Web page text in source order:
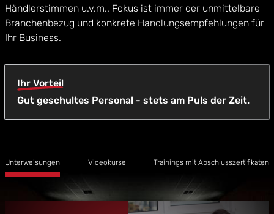
Händlerstimmen u.v.m.. Fokus ist immer der unmittelbare
Branchenbezug und konkrete Handlungsempfehlungen für
Ihr Business.
Ihr Vorteil
Gut geschultes Personal - stets am Puls der Zeit.
Unterweisungen Videokurse Trainings mit Abschlusszertifikaten